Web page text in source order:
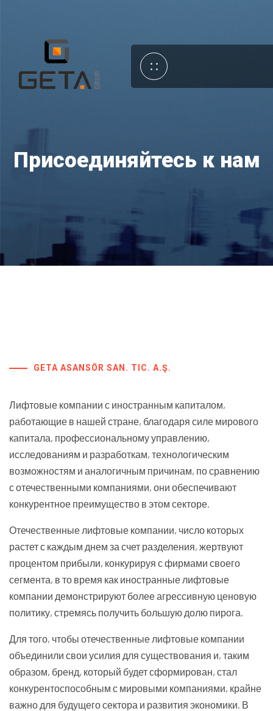
Присоединяйтесь к нам
GETA ASANSÖR SAN. TIC. A.Ş.
Лифтовые компании с иностранным капиталом,
работающие в нашей стране, благодаря силе мирового
капитала, профессиональному управлению,
исследованиям и разработкам, технологическим
возможностям и аналогичным причинам, по сравнению
с отечественными компаниями, они обеспечивают
конкурентное преимущество в этом секторе.
Отечественные лифтовые компании, число которых
растет с каждым днем за счет разделения, жертвуют
процентом прибыли, конкурируя с фирмами своего
сегмента, в то время как иностранные лифтовые
компании демонстрируют более агрессивную ценовую
политику, стремясь получить большую долю пирога.
Для того, чтобы отечественные лифтовые компании
объединили свои усилия для существования и, таким
образом, бренд, который будет сформирован, стал
конкурентоспособным с мировыми компаниями, крайне
важно для будущего сектора и развития экономики. В